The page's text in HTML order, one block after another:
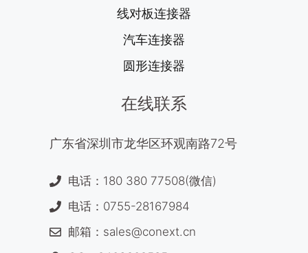
线对板连接器
汽车连接器
圆形连接器
在线联系
广东省深圳市龙华区环观南路72号
电话：180 380 77508(微信)
电话：0755-28167984
邮箱：sales@conext.cn